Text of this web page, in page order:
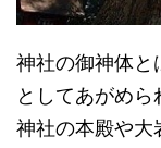
神社の御神体と
としてあがめら
神社の本殿や大